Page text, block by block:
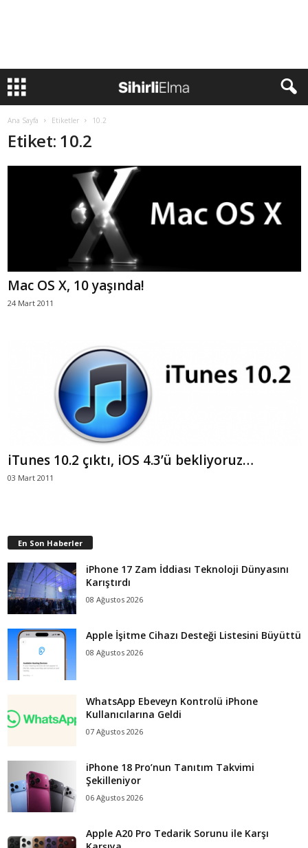
Ana Sayfa Etiketler 10.2
Etiket: 10.2
Mac OS X, 10 yaşında!
24 Mart 2011
iTunes 10.2 çıktı, iOS 4.3’ü bekliyoruz…
03 Mart 2011
En Son Haberler
iPhone 17 Zam İddiası Teknoloji Dünyasını
Karıştırdı
08 Ağustos 2026
Apple İşitme Cihazı Desteği Listesini Büyüttü
08 Ağustos 2026
WhatsApp Ebeveyn Kontrolü iPhone
Kullanıcılarına Geldi
07 Ağustos 2026
iPhone 18 Pro’nun Tanıtım Takvimi
Şekilleniyor
06 Ağustos 2026
Apple A20 Pro Tedarik Sorunu ile Karşı